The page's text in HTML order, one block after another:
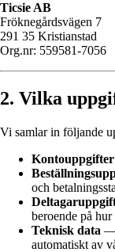
Ticsie AB
Fröknegårdsvägen 7
291 35 Kristianstad
Org.nr: 559581-7056
2. Vilka
Vi samlar in följande
Kontouppgifter
och
beroende på
Teknisk data —
automatiskt av